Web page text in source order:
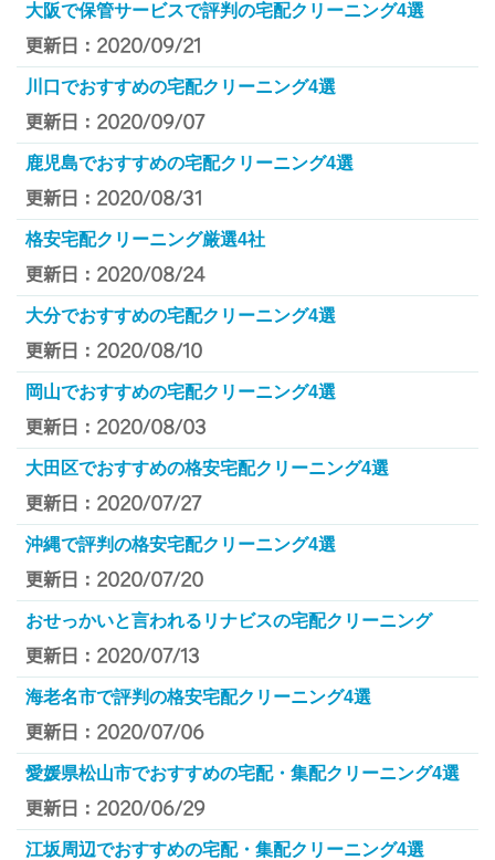
大阪で保管サービスで評判の宅配クリーニング4選
更新日：2020/09/21
川口でおすすめの宅配クリーニング4選
更新日：2020/09/07
鹿児島でおすすめの宅配クリーニング4選
更新日：2020/08/31
格安宅配クリーニング厳選4社
更新日：2020/08/24
大分でおすすめの宅配クリーニング4選
更新日：2020/08/10
岡山でおすすめの宅配クリーニング4選
更新日：2020/08/03
大田区でおすすめの格安宅配クリーニング4選
更新日：2020/07/27
沖縄で評判の格安宅配クリーニング4選
更新日：2020/07/20
おせっかいと言われるリナビスの宅配クリーニング
更新日：2020/07/13
海老名市で評判の格安宅配クリーニング4選
更新日：2020/07/06
愛媛県松山市でおすすめの宅配・集配クリーニング4選
更新日：2020/06/29
江坂周辺でおすすめの宅配・集配クリーニング4選